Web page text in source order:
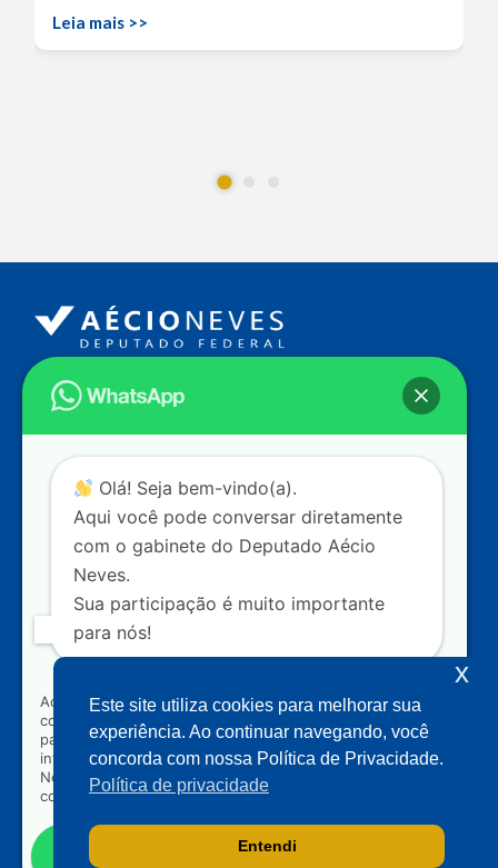
Leia mais >>
Endereço
Contato
dep.aecioneves@camara.leg.br
+55 (61) 3215-5964
+55 (31) 3261-0121
+55 (31) 97150-0834
Acompanhe o meu mandato
Olá! Seja bem-vindo(a).
Aqui você pode conversar diretamente
com o gabinete do Deputado Aécio
Neves.
Sua participação é muito importante
para nós!
Ao clicar para iniciar o contato pelo WhatsApp, você
concorda que seus dados serão utilizados exclusivamente
para atendimento relacionado às demandas, sugestões ou
informações referentes ao mandato do Deputado Aécio
Neves. Seus dados serão tratados com sigilo e não serão
compartilhados com terceiros.
Falar com gabinete
Este site utiliza cookies para melhorar sua
experiência. Ao continuar navegando, você
concorda com nossa Política de Privacidade.
Política de privacidade
Entendi
x